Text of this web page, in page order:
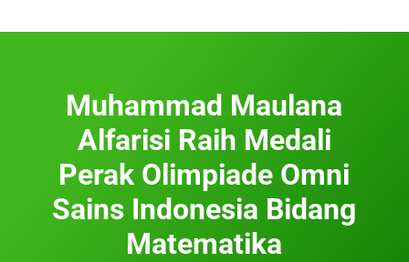
Muhammad Maulana
Alfarisi Raih Medali
Perak Olimpiade Omni
Sains Indonesia Bidang
Matematika